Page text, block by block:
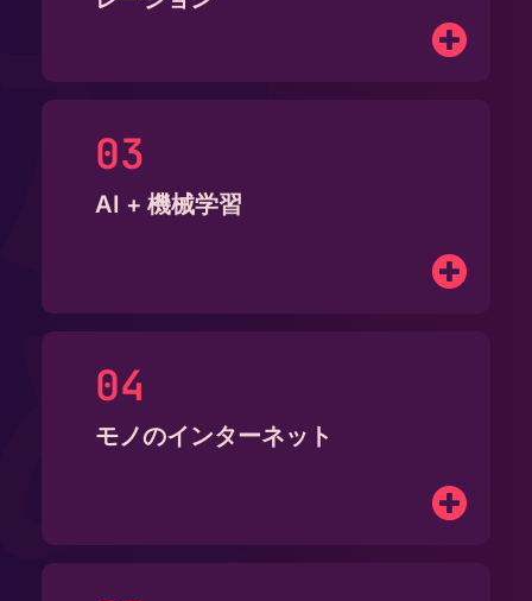
AI + 機械学習
モノのインターネット